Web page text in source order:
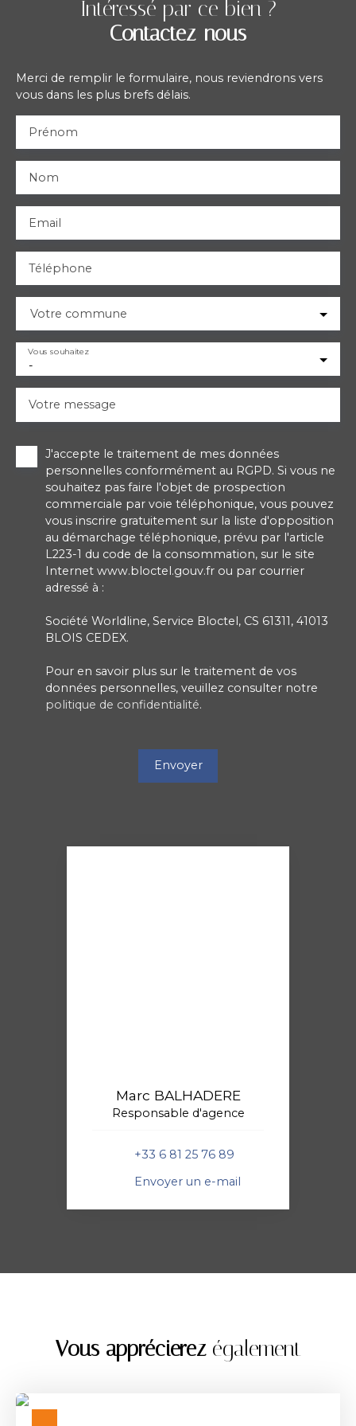
Intéressé par ce bien ?
Contactez-nous
Merci de remplir le formulaire, nous reviendrons vers
vous dans les plus brefs délais.
Prénom
Nom
Email
Téléphone
Votre commune
-
Vous souhaitez
Votre message
J'accepte le traitement de mes données
personnelles conformément au RGPD. Si vous ne
souhaitez pas faire l'objet de prospection
commerciale par voie téléphonique, vous pouvez
vous inscrire gratuitement sur la liste d'opposition
au démarchage téléphonique, prévu par l'article
L223-1 du code de la consommation, sur le site
Internet www.bloctel.gouv.fr ou par courrier
adressé à :
Société Worldline, Service Bloctel, CS 61311, 41013
BLOIS CEDEX.
Pour en savoir plus sur le traitement de vos
données personnelles, veuillez consulter notre
politique de confidentialité.
Envoyer
Marc BALHADERE
Responsable d'agence
+33 6 81 25 76 89
Envoyer un e-mail
Vous apprécierezégalement